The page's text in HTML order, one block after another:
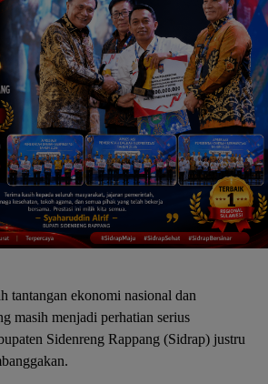
tantangan ekonomi nasional dan
masih menjadi perhatian serius
Sidenreng Rappang (Sidrap) justru